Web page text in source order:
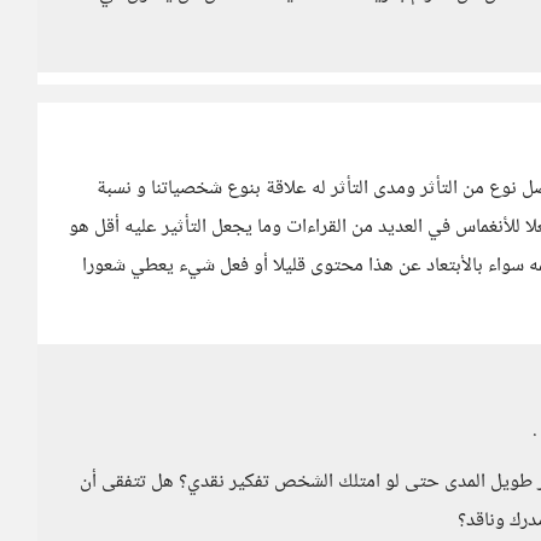
من التأثر ومدى التأثر له علاقة بنوع شخصياتنا و نسبة
للأنغماس في العديد من القراءات وما يجعل التأثير عليه أقل هو
سواء بالأبتعاد عن هذا محتوى قليلا أو فعل شيء يعطي شعورا
طويل المدى حتى لو امتلك الشخص تفكير نقدي؟ هل تتفقى أن
وناقد؟